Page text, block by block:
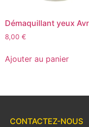
Démaquillant yeux
8,00 €
Ajouter au panier
CONTACTEZ-NOUS